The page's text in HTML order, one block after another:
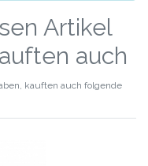
Artikel
auch
kauften auch folgende